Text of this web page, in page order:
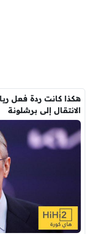
هكذا كانت ردة فعل
الانتقال إلى برشلونة